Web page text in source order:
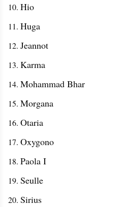
Hio
Huga
Jeannot
Karma
Mohammad Bhar
Morgana
Otaria
Oxygono
Paola I
Seulle
Sirius